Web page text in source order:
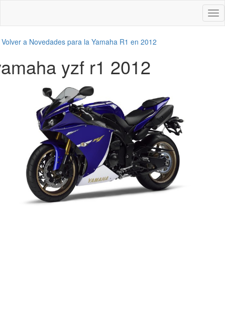
Volver a Novedades para la Yamaha R1 en 2012
yzf r1 2012